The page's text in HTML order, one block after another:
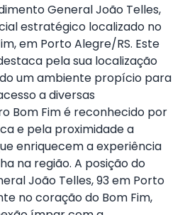
General João Telles,
estratégico localizado no
em Porto Alegre/RS. Este
pela sua localização
um ambiente propício para
a diversas
Bom Fim é reconhecido por
e pela proximidade a
enriquecem a experiência
na região. A posição do
João Telles, 93 em Porto
no coração do Bom Fim,